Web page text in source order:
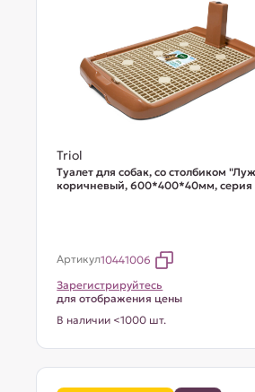
Triol
Туалет для собак, со столбиком
коричневый, 600*400*40мм, серия
Артикул10441006
Зарегистрируйтесь
для отображения цены
В наличии <1000 шт.